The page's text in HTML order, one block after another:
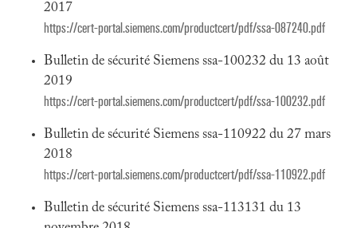
2017
https://cert-portal.siemens.com/productcert/pdf/ssa-087240.pdf
Bulletin de sécurité Siemens ssa-100232 du 13 août
2019
https://cert-portal.siemens.com/productcert/pdf/ssa-100232.pdf
Bulletin de sécurité Siemens ssa-110922 du 27 mars
2018
https://cert-portal.siemens.com/productcert/pdf/ssa-110922.pdf
Bulletin de sécurité Siemens ssa-113131 du 13